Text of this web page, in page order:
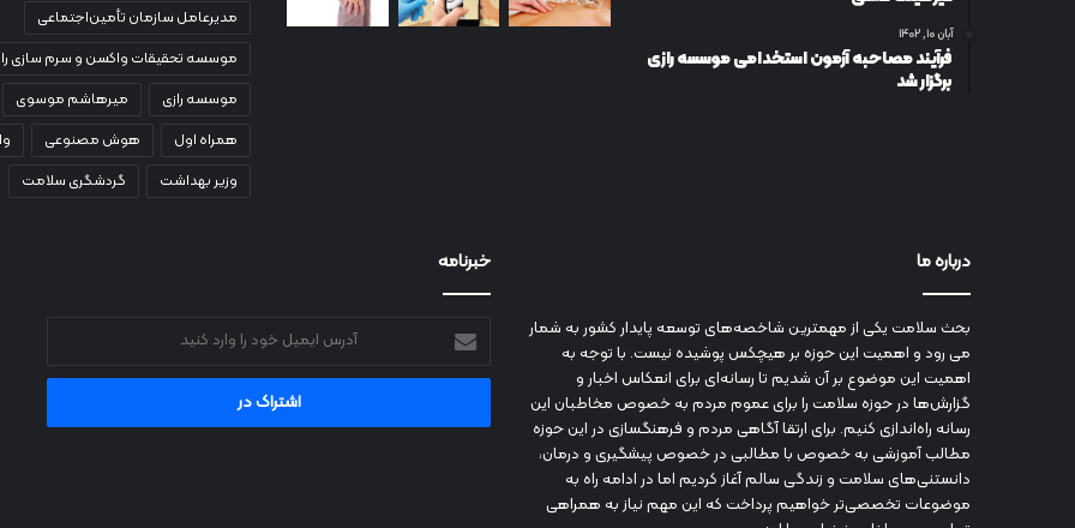
آبان ۱۰, ۱۴۰۲
فرآیند مصاحبه آزمون استخدامی موسسه رازی
برگزار شد
مدیرعامل سازمان تأمین‌اجتماعی
موسسه تحقیقات واکسن و سرم سازی
موسسه رازی
میرهاشم موسوی
همراه اول
هوش مصنوعی
وزیر بهداشت
گردشگری سلامت
درباره ما
بحث سلامت یکی از مهمترین شاخصه‌های توسعه پایدار کشور به شمار
می رود و اهمیت این حوزه بر هیچکس پوشیده نیست. با توجه به
اهمیت این موضوع بر آن شدیم تا رسانه‌ای برای انعکاس اخبار و
گزارش‌ها در حوزه سلامت را برای عموم مردم به خصوص مخاطبان این
رسانه راه‌اندازی کنیم. برای ارتقا آگاهی مردم و فرهنگسازی در این حوزه
مطالب آموزشی به خصوص با مطالبی در خصوص پیشگیری و درمان،
دانستنی‌های سلامت و زندگی سالم آغاز کردیم اما در ادامه راه به
موضوعات تخصصی‌تر خواهیم پرداخت که این مهم نیاز به همراهی
خبرنامه
آدرس
ایمیل
خود
وارد